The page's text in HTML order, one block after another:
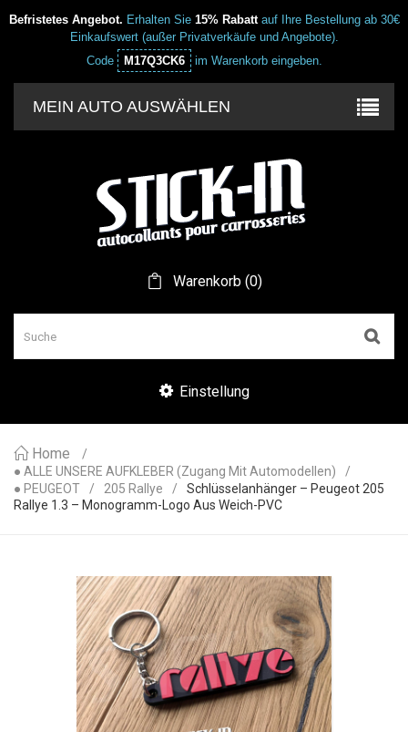
Befristetes Angebot. Erhalten Sie 15% Rabattauf Ihre Bestellung ab 30€
Einkaufswert (außer Privatverkäufe und Angebote).
Code
M17Q3CK6 im Warenkorb eingeben.
MEIN AUTO AUSWÄHLEN
Warenkorb(0)
Einstellung
Home
● ALLE UNSERE AUFKLEBER (Zugang Mit Automodellen)
● PEUGEOT
205 Rallye
Schlüsselanhänger – Peugeot 205
Rallye 1.3 – Monogramm-Logo Aus Weich-PVC